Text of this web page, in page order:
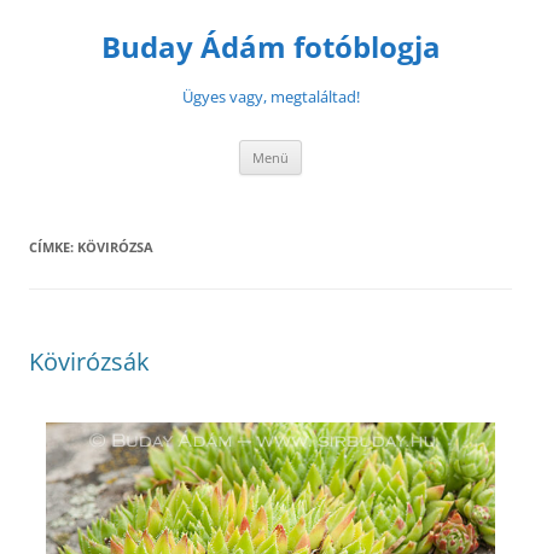
Buday Ádám fotóblogja
Ügyes vagy, megtaláltad!
Menü
CÍMKE: KÖVIRÓZSA
Kövirózsák